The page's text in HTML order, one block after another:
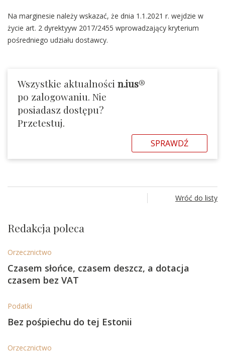
Na marginesie należy wskazać, że dnia 1.1.2021 r. wejdzie w
życie art. 2 dyrektyyw 2017/2455 wprowadzający kryterium
pośredniego udziału dostawcy.
Wszystkie aktualności n.ius®
po zalogowaniu. Nie
posiadasz dostępu?
Przetestuj.
SPRAWDŹ
Wróć do listy
Redakcja poleca
Orzecznictwo
Czasem słońce, czasem deszcz, a dotacja
czasem bez VAT
Podatki
Bez pośpiechu do tej Estonii
Orzecznictwo